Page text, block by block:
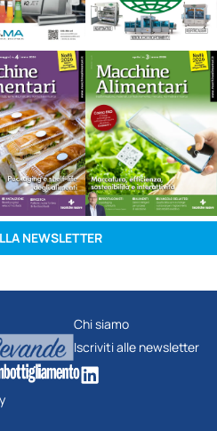
NEWSLETTER
Chi siamo
Iscriviti alle newsletter